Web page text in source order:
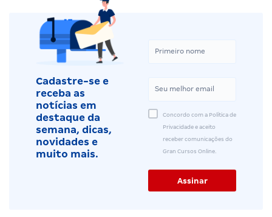
Cadastre-se e
receba as
notícias em
destaque da
semana, dicas,
novidades e
muito mais.
Concordo com a Política de
Privacidade e aceito
receber comunicações do
Gran Cursos Online.